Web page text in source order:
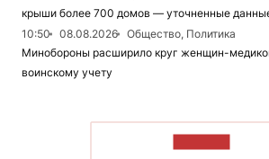
крыши более 700 домов — уточненные
10:50
08.08.2026
Общество, Политика
Минобороны расширило круг женщин-
воинскому учету